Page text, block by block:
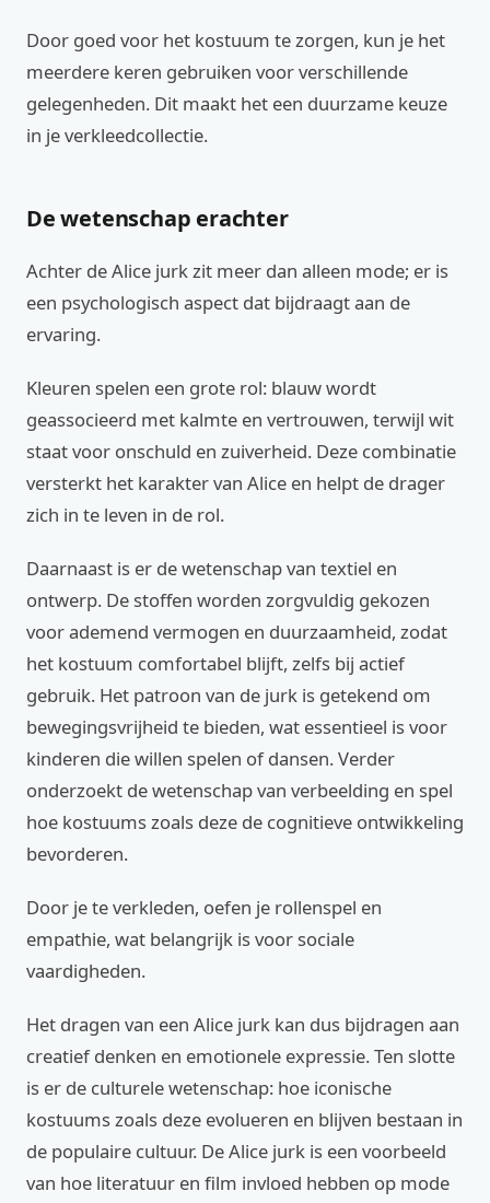
Door goed voor het kostuum te zorgen, kun je het
meerdere keren gebruiken voor verschillende
gelegenheden. Dit maakt het een duurzame keuze
in je verkleedcollectie.
De wetenschap erachter
Achter de Alice jurk zit meer dan alleen mode; er is
een psychologisch aspect dat bijdraagt aan de
ervaring.
Kleuren spelen een grote rol: blauw wordt
geassocieerd met kalmte en vertrouwen, terwijl wit
staat voor onschuld en zuiverheid. Deze combinatie
versterkt het karakter van Alice en helpt de drager
zich in te leven in de rol.
Daarnaast is er de wetenschap van textiel en
ontwerp. De stoffen worden zorgvuldig gekozen
voor ademend vermogen en duurzaamheid, zodat
het kostuum comfortabel blijft, zelfs bij actief
gebruik. Het patroon van de jurk is getekend om
bewegingsvrijheid te bieden, wat essentieel is voor
kinderen die willen spelen of dansen. Verder
onderzoekt de wetenschap van verbeelding en spel
hoe kostuums zoals deze de cognitieve ontwikkeling
bevorderen.
Door je te verkleden, oefen je rollenspel en
empathie, wat belangrijk is voor sociale
vaardigheden.
Het dragen van een Alice jurk kan dus bijdragen aan
creatief denken en emotionele expressie. Ten slotte
is er de culturele wetenschap: hoe iconische
kostuums zoals deze evolueren en blijven bestaan in
de populaire cultuur. De Alice jurk is een voorbeeld
van hoe literatuur en film invloed hebben op mode